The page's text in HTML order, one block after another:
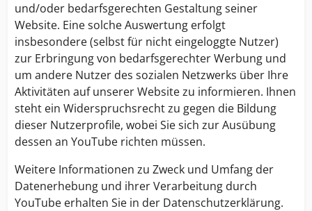
und/oder bedarfsgerechten Gestaltung seiner
Website. Eine solche Auswertung erfolgt
insbesondere (selbst für nicht eingeloggte Nutzer)
zur Erbringung von bedarfsgerechter Werbung und
um andere Nutzer des sozialen Netzwerks über Ihre
Aktivitäten auf unserer Website zu informieren. Ihnen
steht ein Widerspruchsrecht zu gegen die Bildung
dieser Nutzerprofile, wobei Sie sich zur Ausübung
dessen an YouTube richten müssen.
Weitere Informationen zu Zweck und Umfang der
Datenerhebung und ihrer Verarbeitung durch
YouTube erhalten Sie in der Datenschutzerklärung.